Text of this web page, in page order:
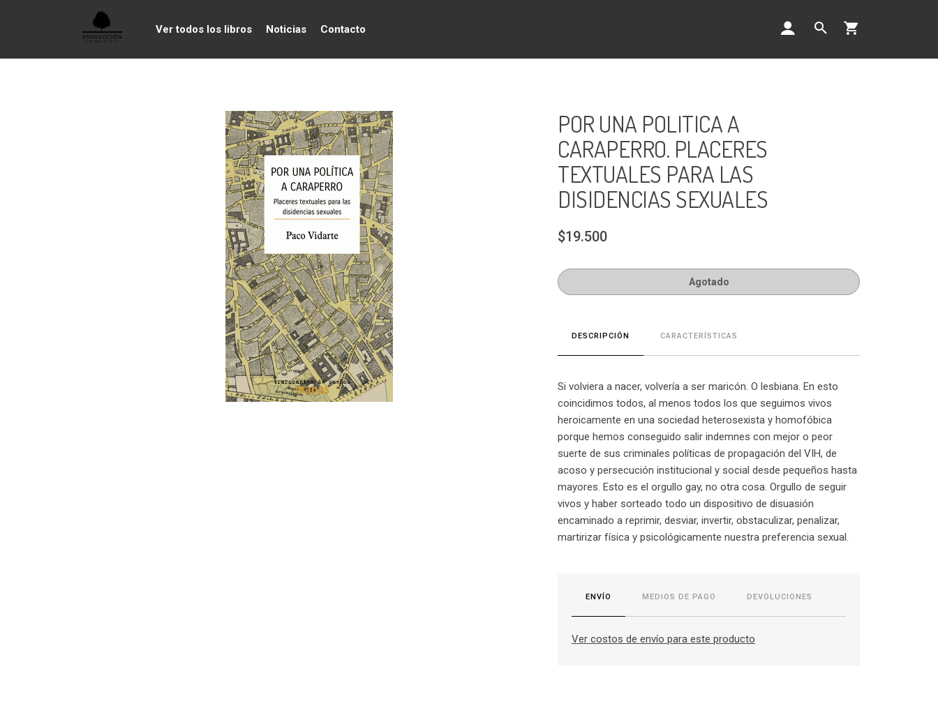
Ver todos los libros Noticias Contacto
POR UNA POLITICA A
CARAPERRO. PLACERES
TEXTUALES PARA LAS
DISIDENCIAS SEXUALES
$19.500
Agotado
DESCRIPCIÓN CARACTERÍSTICAS
Si volviera a nacer, volvería a ser maricón. O lesbiana. En esto
coincidimos todos, al menos todos los que seguimos vivos
heroicamente en una sociedad heterosexista y homofóbica
porque hemos conseguido salir indemnes con mejor o peor
suerte de sus criminales políticas de propagación del VIH, de
acoso y persecución institucional y social desde pequeños hasta
mayores. Esto es el orgullo gay, no otra cosa. Orgullo de seguir
vivos y haber sorteado todo un dispositivo de disuasión
encaminado a reprimir, desviar, invertir, obstaculizar, penalizar,
martirizar física y psicológicamente nuestra preferencia sexual.
ENVÍO MEDIOS DE PAGO DEVOLUCIONES
Ver costos de envío para este producto